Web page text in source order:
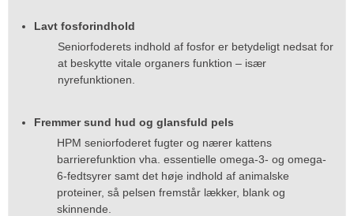
Lavt fosforindhold
Seniorfoderets indhold af fosfor er betydeligt nedsat for
at beskytte vitale organers funktion – især
nyrefunktionen.
Fremmer sund hud og glansfuld pels
HPM seniorfoderet fugter og nærer kattens
barrierefunktion vha. essentielle omega-3- og omega-
6-fedtsyrer samt det høje indhold af animalske
proteiner, så pelsen fremstår lækker, blank og
skinnende.